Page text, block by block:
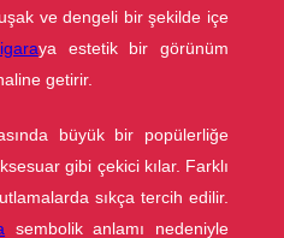
ve dengeli bir şekilde içe
ya estetik bir görünüm
getirir.
büyük bir popülerliğe
gibi çekici kılar. Farklı
sıkça tercih edilir.
sembolik anlamı nedeniyle